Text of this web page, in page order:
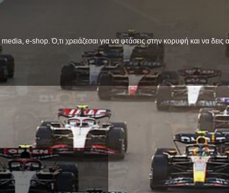
e-shop. Ό,τι χρειάζεσαι για να φτάσεις στην κορυφή και να